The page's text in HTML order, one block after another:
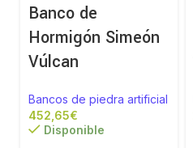
Banco de
Hormigón Simeón
Vúlcan
Bancos de piedra artificial
€
Disponible